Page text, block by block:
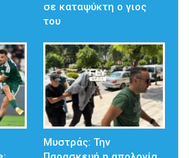
σε καταψύκτη ο γιος
του
Μυστράς: Την